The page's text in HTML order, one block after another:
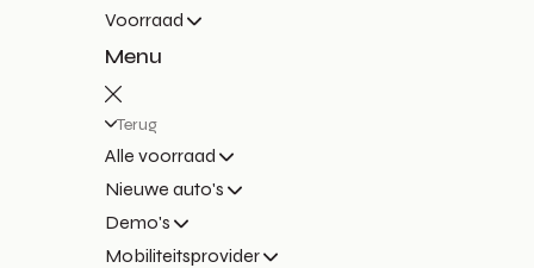
Voorraad
Menu
Terug
Alle voorraad
Nieuwe auto's
Demo's
Mobiliteitsprovider